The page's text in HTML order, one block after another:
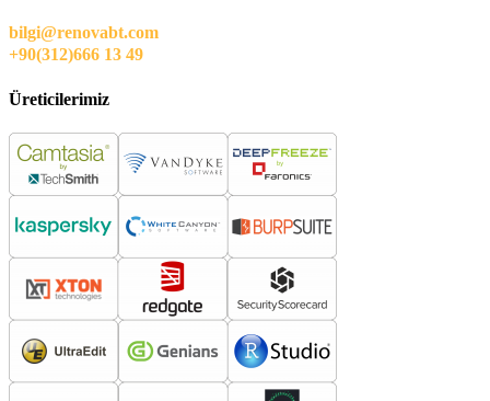
bilgi@renovabt.com
+90(312)666 13 49
Üreticilerimiz